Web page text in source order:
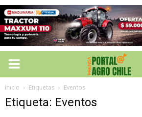
Inicio Etiquetas Eventos
Etiqueta: Eventos